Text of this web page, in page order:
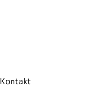
Kontakt